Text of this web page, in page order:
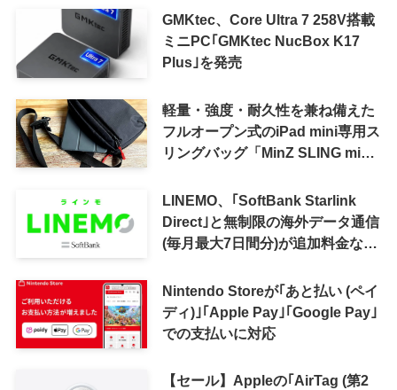
GMKtec、Core Ultra 7 258V搭載
ミニPC｢GMKtec NucBox K17
Plus｣を発売
軽量・強度・耐久性を兼ね備えた
フルオープン式のiPad mini専用ス
リングバッグ「MinZ SLING mini
LINEMO、｢SoftBank Starlink
Direct｣と無制限の海外データ通信
(毎月最大7日間分)が追加料金なし
Nintendo Storeが｢あと払い (ペイ
ディ)｣｢Apple Pay｣｢Google Pay｣
での支払いに対応
【セール】Appleの｢AirTag (第2